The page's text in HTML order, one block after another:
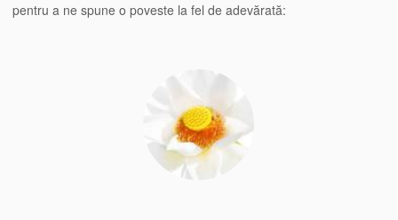
pentru a ne spune o poveste la fel de adevărată: